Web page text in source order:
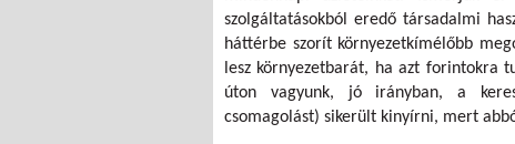
szolgáltatásokból eredő társadalmi
háttérbe szorít környezetkímélőbb
lesz környezetbarát, ha azt forintokra
úton vagyunk, jó irányban, a
csomagolást) sikerült kinyírni, mert